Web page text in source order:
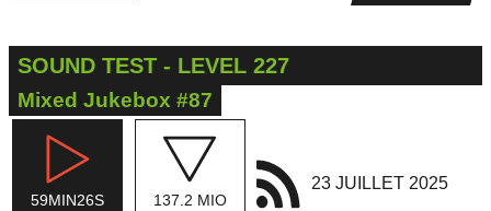
ACTIONS
SOUND TEST - LEVEL 227
Mixed Jukebox #87
59MIN26S 137.2 MIO
23 JUILLET 2025